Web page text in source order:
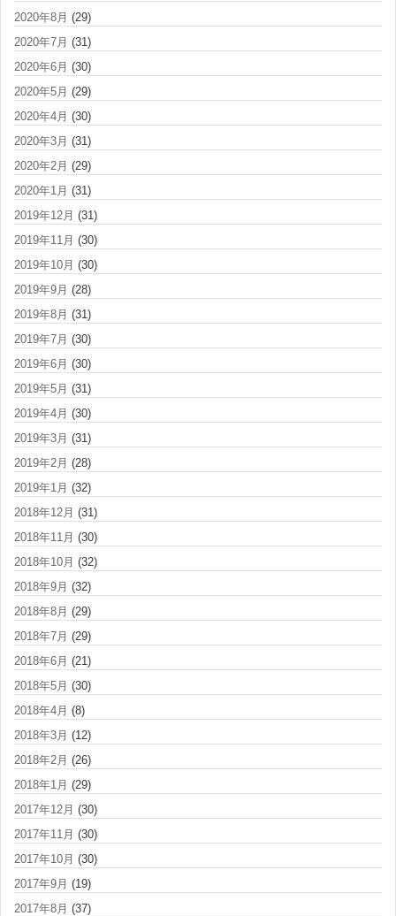
2020年8月 (29)
2020年7月 (31)
2020年6月 (30)
2020年5月 (29)
2020年4月 (30)
2020年3月 (31)
2020年2月 (29)
2020年1月 (31)
2019年12月 (31)
2019年11月 (30)
2019年10月 (30)
2019年9月 (28)
2019年8月 (31)
2019年7月 (30)
2019年6月 (30)
2019年5月 (31)
2019年4月 (30)
2019年3月 (31)
2019年2月 (28)
2019年1月 (32)
2018年12月 (31)
2018年11月 (30)
2018年10月 (32)
2018年9月 (32)
2018年8月 (29)
2018年7月 (29)
2018年6月 (21)
2018年5月 (30)
2018年4月 (8)
2018年3月 (12)
2018年2月 (26)
2018年1月 (29)
2017年12月 (30)
2017年11月 (30)
2017年10月 (30)
2017年9月 (19)
2017年8月 (37)